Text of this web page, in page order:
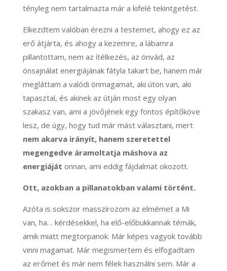
tényleg nem tartalmazta már a kifelé tekintgetést.
Elkezdtem valóban érezni a testemet, ahogy ez az
erő átjárta, és ahogy a kezemre, a lábamra
pillantottam, nem az ítélkezés, az önvád, az
önsajnálat energiájának fátyla takart be, hanem már
megláttam a valódi önmagamat, aki úton van, aki
tapasztal, és akinek az útján most egy olyan
szakasz van, ami a jövőjének egy fontos építőköve
lesz, de úgy, hogy tud már mást választani, mert
nem akarva irányít, hanem szeretettel
megengedve áramoltatja máshova az
energiáját onnan, ami eddig fájdalmat okozott.
Ott, azokban a pillanatokban valami történt.
Azóta is sokszor masszírozom az elmémet a Mi
van, ha… kérdésekkel, ha elő-előbukkannak témák,
amik miatt megtorpanok. Már képes vagyok tovább
vinni magamat. Már megismertem és elfogadtam
az erőmet és már nem félek használni sem. Már a